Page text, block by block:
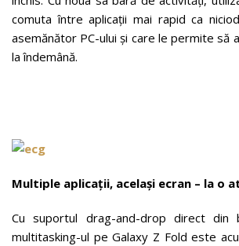
comuta între aplicații mai rapid ca
asemănător PC-ului și care le permite să
la îndemână.
Multiple aplicații, același ecran – la o
Cu suportul drag-and-drop direct din
multitasking-ul pe Galaxy Z Fold este